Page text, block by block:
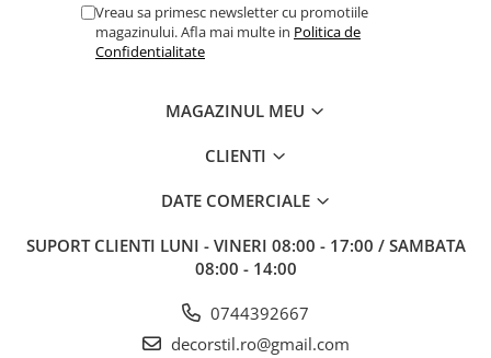
Vreau sa primesc newsletter cu promotiile
magazinului. Afla mai multe in Politica de
Confidentialitate
MAGAZINUL MEU
CLIENTI
DATE COMERCIALE
SUPORT CLIENTI LUNI - VINERI 08:00 - 17:00 / SAMBATA
08:00 - 14:00
0744392667
decorstil.ro@gmail.com